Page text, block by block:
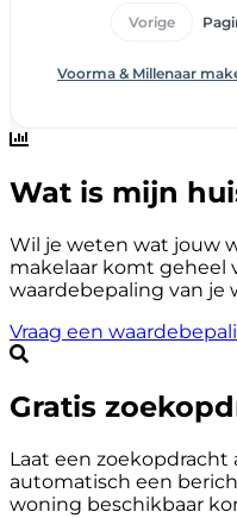
Wat is mijn
Wil je weten wat jouw
makelaar komt geheel
waardebepaling van je
Vraag een
Gratis
Laat een
automatisch een
woning beschikbaar